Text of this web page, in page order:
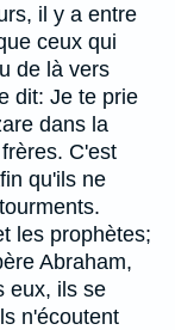
il y a entre
ceux qui
de là vers
dit: Je te prie
dans la
C'est
qu'ils ne
les prophètes;
Abraham,
eux, ils se
n'écoutent